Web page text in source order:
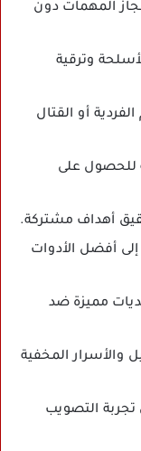
المهمات دون
وترقية
أو القتال
للحصول على
أهداف مشتركة.
أفضل الأدوات
مميزة ضد
والأسرار المخفية
التصويب